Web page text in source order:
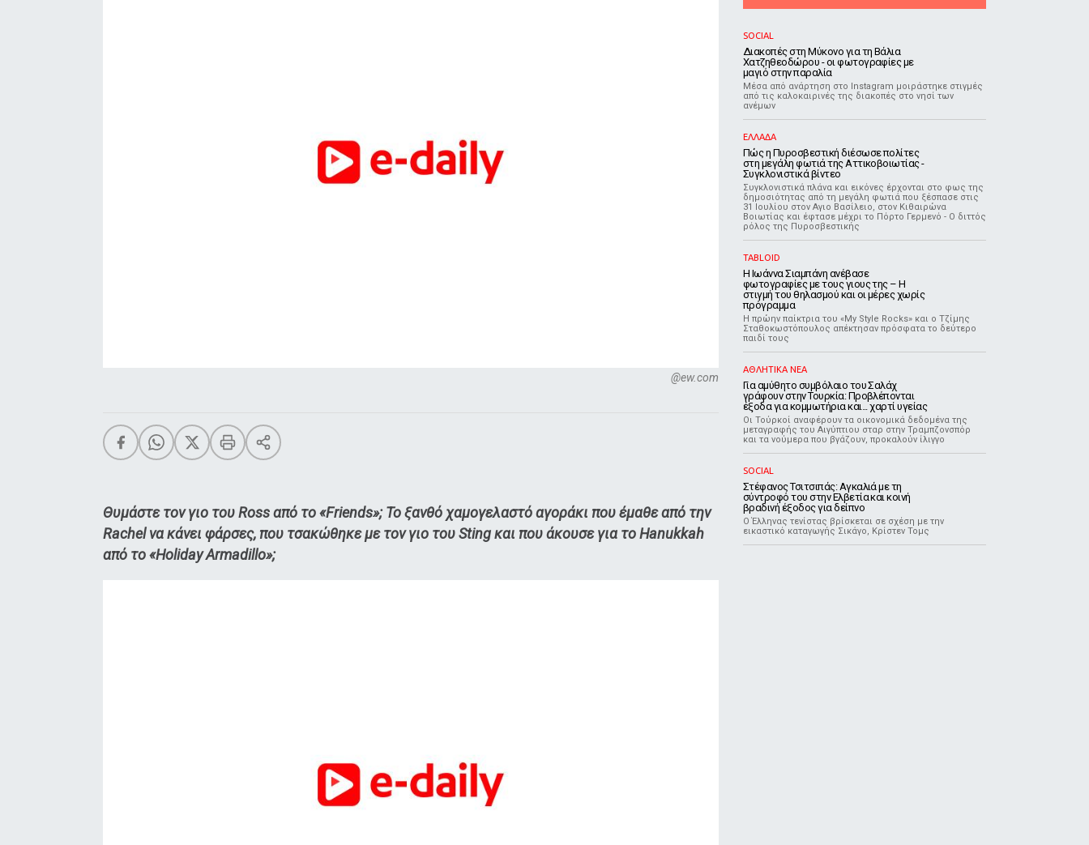
@ew.com
Θυμάστε τον γιο του Ross από το «Friends»; Το ξανθό χαμογελαστό αγοράκι που έμαθε από την
Rachel να κάνει φάρσες, που τσακώθηκε με τον γιο του Sting και που άκουσε για το Hanukkah
από το «Holiday Armadillo»;
SOCIAL
Διακοπές στη Μύκονο για τη Βάλια
Χατζηθεοδώρου - οι φωτογραφίες με
μαγιό στην παραλία
Μέσα από ανάρτηση στο Instagram μοιράστηκε στιγμές
από τις καλοκαιρινές της διακοπές στο νησί των
ανέμων
ΕΛΛΑΔΑ
Πώς η Πυροσβεστική διέσωσε πολίτες
στη μεγάλη φωτιά της Αττικοβοιωτίας -
Συγκλονιστικά βίντεο
Συγκλονιστικά πλάνα και εικόνες έρχονται στο φως της
δημοσιότητας από τη μεγάλη φωτιά που ξέσπασε στις
31 Ιουλίου στον Αγιο Βασίλειο, στον Κιθαιρώνα
Βοιωτίας και έφτασε μέχρι το Πόρτο Γερμενό - Ο διττός
ρόλος της Πυροσβεστικής
TABLOID
H Ιωάννα Σιαμπάνη ανέβασε
φωτογραφίες με τους γιους της – Η
στιγμή του θηλασμού και οι μέρες χωρίς
πρόγραμμα
Η πρώην παίκτρια του «My Style Rocks» και ο Τζίμης
Σταθοκωστόπουλος απέκτησαν πρόσφατα το δεύτερο
παιδί τους
ΑΘΛΗΤΙΚΑ ΝΕΑ
Για αμύθητο συμβόλαιο του Σαλάχ
γράφουν στην Τουρκία: Προβλέπονται
έξοδα για κομμωτήρια και... χαρτί υγείας
Οι Τούρκοί αναφέρουν τα οικονομικά δεδομένα της
μεταγραφής του Αιγύπτιου σταρ στην Τραμπζονσπόρ
και τα νούμερα που βγάζουν, προκαλούν ίλιγγο
SOCIAL
Στέφανος Τσιτσιπάς: Αγκαλιά με τη
σύντροφό του στην Ελβετία και κοινή
βραδινή έξοδος για δείπνο
Ο Έλληνας τενίστας βρίσκεται σε σχέση με την
εικαστικό καταγωγής Σικάγο, Κρίστεν Τομς